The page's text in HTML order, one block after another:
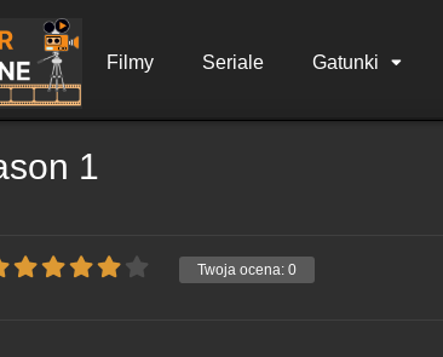
Filmy Seriale Gatunki
1
Twoja ocena: 0